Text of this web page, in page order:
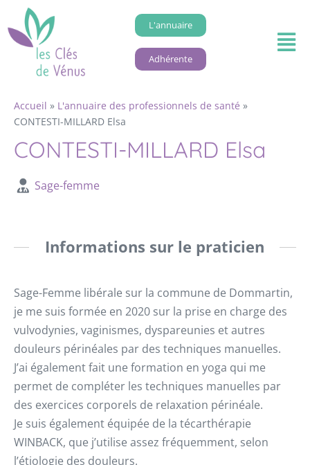
L'annuaire
Adhérente
Accueil » L'annuaire des professionnels de santé »
CONTESTI-MILLARD Elsa
CONTESTI-MILLARD Elsa
Sage-femme
Informations sur le praticien
Sage-Femme libérale sur la commune de Dommartin,
je me suis formée en 2020 sur la prise en charge des
vulvodynies, vaginismes, dyspareunies et autres
douleurs périnéales par des techniques manuelles.
J’ai également fait une formation en yoga qui me
permet de compléter les techniques manuelles par
des exercices corporels de relaxation périnéale.
Je suis également équipée de la técarthérapie
WINBACK, que j’utilise assez fréquemment, selon
l’étiologie des douleurs.